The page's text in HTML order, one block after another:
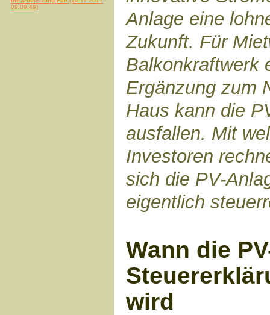
09:09:49)
Anlage eine
Zukunft. Für
Balkonkraftwerk
Ergänzung zum
Haus kann die
ausfallen. Mit
Investoren
sich die PV-
eigentlich
Wann die
wird